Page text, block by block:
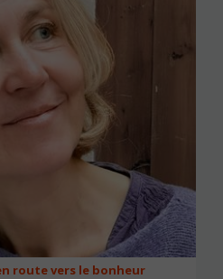
route vers le bonheur